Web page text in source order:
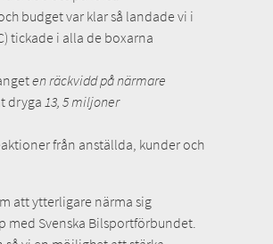
budget var klar så landade vi i
tickade i alla de boxarna
en räckvidd på närmare
dryga 13, 5 miljoner
från anställda, kunder och
att ytterligare närma sig
Svenska Bilsportförbundet.